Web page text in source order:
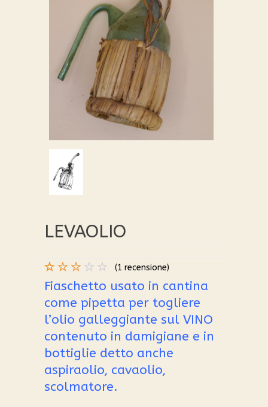
LEVAOLIO
Valutato
3.00
su 5
su
base
di
1
recensioni
(1 recensione)
Fiaschetto usato in cantina
come pipetta per togliere
l’olio galleggiante sul VINO
contenuto in damigiane e in
bottiglie detto anche
aspiraolio, cavaolio,
scolmatore.